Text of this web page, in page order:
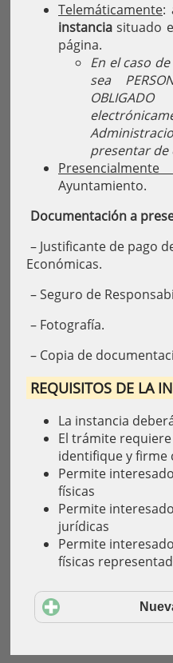
Telemáticamente:
instancia situado
página.
En el caso
sea
presentar de
Presencialmente
Ayuntamiento.
Documentación a
– Justificante de pago
Económicas.
– Seguro de
– Fotografía.
– Copia de
REQUISITOS DE LA
La instancia
El trámite
identifique y firme
Permite
físicas
Permite
jurídicas
Permite
físicas